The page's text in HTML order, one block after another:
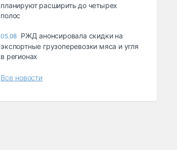
планируют расширить до четырех
полос
05.08 РЖД анонсировала скидки на
экспортные грузоперевозки мяса и угля
в регионах
Все новости